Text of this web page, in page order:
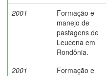
2001
Formação e
manejo de
pastagens de
Leucena em
Rondônia.
2001
Formação e